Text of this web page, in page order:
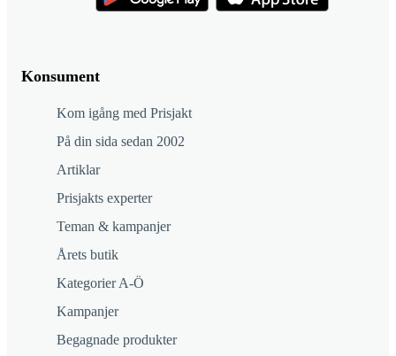
Konsument
Kom igång med Prisjakt
På din sida sedan 2002
Artiklar
Prisjakts experter
Teman & kampanjer
Årets butik
Kategorier A-Ö
Kampanjer
Begagnade produkter